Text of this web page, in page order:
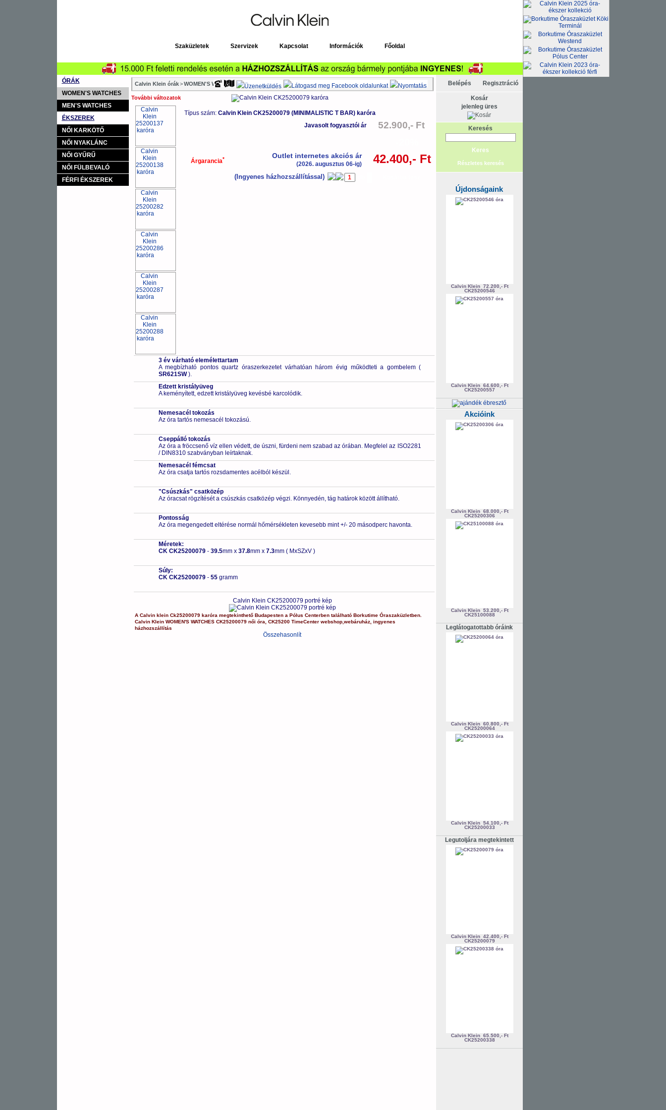
Szaküzletek Szervizek Kapcsolat Információk Főoldal
ÓRÁK
WOMEN'S WATCHES
MEN'S WATCHES
ÉKSZEREK
NŐI KARKÖTŐ
NŐI NYAKLÁNC
NŐI GYŰRŰ
NŐI FÜLBEVALÓ
FÉRFI ÉKSZEREK
Calvin Klein órák > WOMEN'S WATCHES karórák >MINIMALISTIC T BAR>CK25200079
További változatok
Típus szám: Calvin Klein CK25200079 (MINIMALISTIC T BAR) karóra
Javasolt fogyasztói ár
52.900,- Ft
Árgarancia* Outlet internetes akciós ár
(2026. augusztus 06-ig) 42.400,- Ft
(Ingyenes házhozszállítással)
3 év várható elemélettartam
A megbízható pontos quartz óraszerkezetet várhatóan három évig működteti a gombelem (
SR621SW).
Edzett kristályüveg
A keményített, edzett kristályüveg kevésbé karcolódik.
Nemesacél tokozás
Az óra tartós nemesacél tokozású.
Cseppálló tokozás
Az óra a fröccsenő víz ellen védett, de úszni, fürdeni nem szabad az órában. Megfelel az ISO2281
/ DIN8310 szabványban leírtaknak.
Nemesacél fémcsat
Az óra csatja tartós rozsdamentes acélból készül.
"Csúszkás" csatközép
Az óracsat rögzítését a csúszkás csatközép végzi. Könnyedén, tág határok között állítható.
Pontosság
Az óra megengedett eltérése normál hőmérsékleten kevesebb mint +/- 20 másodperc havonta.
Méretek:
CK CK25200079- 39.5mm x 37.8mm x 7.3mm ( MxSZxV )
Súly:
CK CK25200079- 55 gramm
Calvin Klein CK25200079 portré kép
A Calvin klein Ck25200079 karóra megtekinthető Budapesten a Pólus Centerbentalálható Borkutime Óraszaküzletben.
Calvin Klein WOMEN'S WATCHES CK25200079 női óra CK25200 TimeCenter webshop, webáruház, ingyenes
házhozszállítás
Összehasonlít
Belépés Regisztráció
Kosár
jelenleg üres
Keresés
Részletes keresés
Újdonságaink
Calvin Klein 72.200,- Ft
CK25200546
Calvin Klein 64.600,- Ft
CK25200557
Akcióink
Calvin Klein 68.000,- Ft
CK25200306
Calvin Klein 53.200,- Ft
CK25100088
Leglátogatottabb óráink
Calvin Klein 60.800,- Ft
CK25200064
Calvin Klein 54.100,- Ft
CK25200033
Legutoljára megtekintett
Calvin Klein 42.400,- Ft
CK25200079
Calvin Klein 65.500,- Ft
CK25200338